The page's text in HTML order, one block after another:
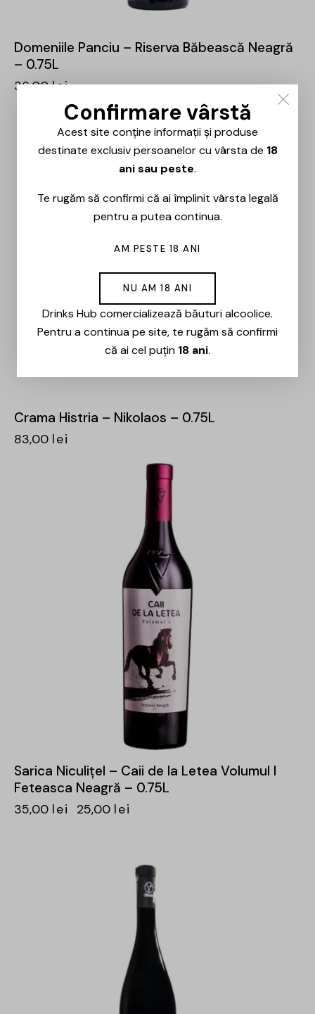
Domeniile Panciu – Riserva Băbească Neagră
– 0.75L
36,00lei
Crama Histria – Nikolaos – 0.75L
83,00 lei
Sarica Niculițel – Caii de la Letea Volumul I
Feteasca Neagră – 0.75L
35,00 lei 25,00 lei
Confirmare vârstă
Acest site conține informații și produse
destinate exclusiv persoanelor cu vârsta de 18
ani sau peste.
Te rugăm să confirmi că ai împlinit vârsta legală
pentru a putea continua.
AM PESTE 18 ANI
NU AM 18 ANI
Drinks Hub comercializează băuturi alcoolice.
Pentru a continua pe site, te rugăm să confirmi
că ai cel puțin 18 ani.